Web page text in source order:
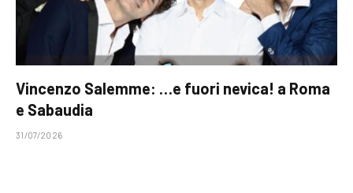
Vincenzo Salemme: …e fuori nevica! a Roma
e Sabaudia
31/07/2026